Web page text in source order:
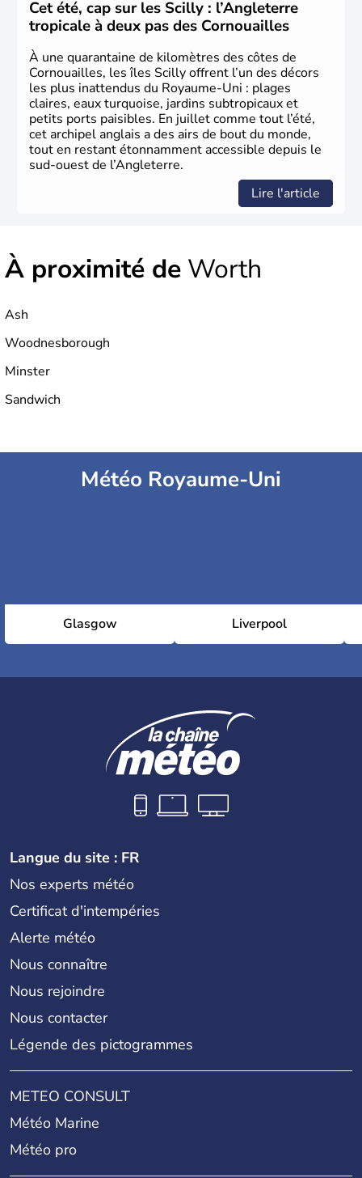
L'Angleterre est l’une des quatre nations constitutives du
Royaume-Uni. Elle est peuplée de plus de 50 millions
d’habitants, les Anglais, et constitue à elle seule, près de
84% de la population de l’ensemble. Le pays s’est créé au
Xème siècle et tient son nom desAngles
germanique installé sur ces terres. Première démocratie
parlementaire au monde, elle doit son développement à
l’essor industriel du XIXème siècle.
Cet été, cap sur les Scilly : l’Angleterre
tropicale à deux pas des Cornouailles
À une quarantaine de kilomètres des côtes de
Cornouailles, les îles Scilly offrent l’un des décors
les plus inattendus du Royaume-Uni : plages
claires, eaux turquoise, jardins subtropicaux et
petits ports paisibles. En juillet comme tout l’été,
cet archipel anglais a des airs de bout du monde,
tout en restant étonnamment accessible depuis le
sud-ouest de l’Angleterre.
Lire l'article
À proximité de Worth
Ash
Woodnesborough
Minster
Sandwich
Météo Royaume-Uni
Glasgow Liverpool
Langue du site : FR
Nos experts météo
Certificat d'intempéries
Alerte météo
Nous connaître
Nous rejoindre
Nous contacter
Légende des pictogrammes
METEO CONSULT
Météo Marine
Météo pro